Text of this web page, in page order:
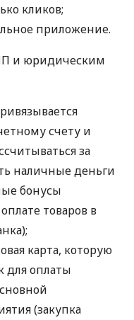
кликов;
приложение.
и юридическим
счету и
за
наличные деньги
бонусы
товаров в
карта, которую
для оплаты
(закупка